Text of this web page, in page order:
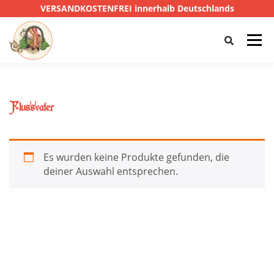
VERSANDKOSTENFREI innerhalb Deutschlands
Menü
SONSTIGE 0,00 €
Flussvater
Es wurden keine Produkte gefunden, die
deiner Auswahl entsprechen.